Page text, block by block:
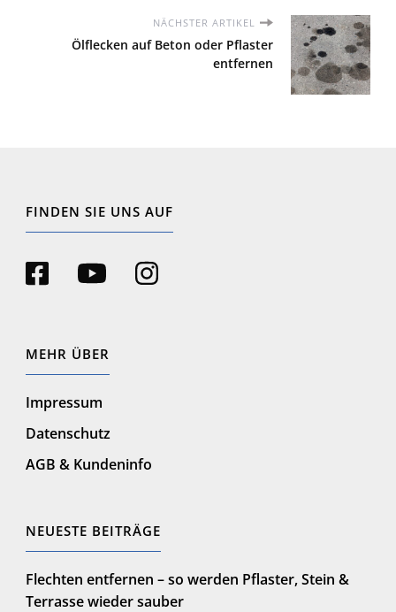
NÄCHSTER ARTIKEL
Ölflecken auf Beton oder Pflaster
entfernen
FINDEN SIE UNS AUF
square
play
MEHR ÜBER
Impressum
Datenschutz
AGB & Kundeninfo
NEUESTE BEITRÄGE
Flechten entfernen – so werden Pflaster, Stein &
Terrasse wieder sauber